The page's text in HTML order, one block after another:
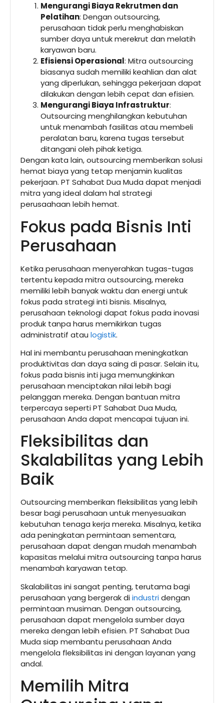
Mengurangi Biaya Rekrutmen dan
Pelatihan: Dengan outsourcing,
perusahaan tidak perlu menghabiskan
sumber daya untuk merekrut dan melatih
karyawan baru.
Efisiensi Operasional: Mitra outsourcing
biasanya sudah memiliki keahlian dan alat
yang diperlukan, sehingga pekerjaan dapat
dilakukan dengan lebih cepat dan efisien.
Mengurangi Biaya Infrastruktur:
Outsourcing menghilangkan kebutuhan
untuk menambah fasilitas atau membeli
peralatan baru, karena tugas tersebut
ditangani oleh pihak ketiga.
Dengan kata lain, outsourcing memberikan solusi
hemat biaya yang tetap menjamin kualitas
pekerjaan. PT Sahabat Dua Muda dapat menjadi
mitra yang ideal dalam hal strategi
perusaahaan lebih hemat.
Fokus pada Bisnis Inti
Perusahaan
Ketika perusahaan menyerahkan tugas-tugas
tertentu kepada mitra outsourcing, mereka
memiliki lebih banyak waktu dan energi untuk
fokus pada strategi inti bisnis. Misalnya,
perusahaan teknologi dapat fokus pada inovasi
produk tanpa harus memikirkan tugas
administratif atau logistik.
Hal ini membantu perusahaan meningkatkan
produktivitas dan daya saing di pasar. Selain itu,
fokus pada bisnis inti juga memungkinkan
perusahaan menciptakan nilai lebih bagi
pelanggan mereka. Dengan bantuan mitra
terpercaya seperti PT Sahabat Dua Muda,
perusahaan Anda dapat mencapai tujuan ini.
Fleksibilitas dan
Skalabilitas yang Lebih
Baik
Outsourcing memberikan fleksibilitas yang lebih
besar bagi perusahaan untuk menyesuaikan
kebutuhan tenaga kerja mereka. Misalnya, ketika
ada peningkatan permintaan sementara,
perusahaan dapat dengan mudah menambah
kapasitas melalui mitra outsourcing tanpa harus
menambah karyawan tetap.
Skalabilitas ini sangat penting, terutama bagi
perusahaan yang bergerak diindustridengan
permintaan musiman. Dengan outsourcing,
perusahaan dapat mengelola sumber daya
mereka dengan lebih efisien. PT Sahabat Dua
Muda siap membantu perusahaan Anda
mengelola fleksibilitas ini dengan layanan yang
andal.
Memilih Mitra